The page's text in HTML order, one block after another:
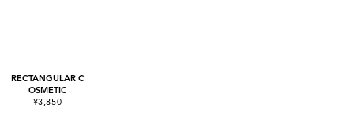
RECTANGULAR C
OSMETIC
¥3,850